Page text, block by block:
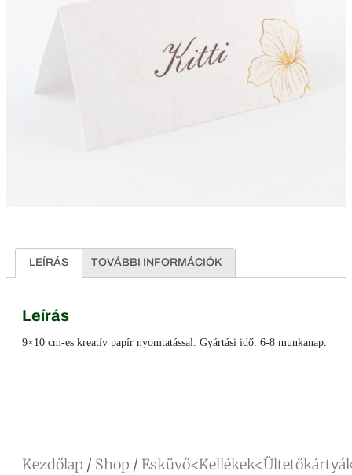
LEÍRÁS TOVÁBBI INFORMÁCIÓK
Leírás
9×10 cm-es kreatív papír nyomtatással. Gyártási idő: 6-8 munkanap.
Kezdőlap / Shop /